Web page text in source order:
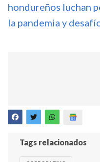
hondureños luchan
la pandemia y
Tags relacionados